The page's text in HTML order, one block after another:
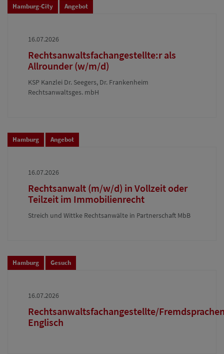
Hamburg-City Angebot
16.07.2026
Rechtsanwaltsfachangestellte:r als
Allrounder (w/m/d)
KSP Kanzlei Dr. Seegers, Dr. Frankenheim
Rechtsanwaltsges. mbH
Hamburg Angebot
16.07.2026
Rechtsanwalt (m/w/d) in Vollzeit oder
Teilzeit im Immobilienrecht
Streich und Wittke Rechtsanwälte in Partnerschaft MbB
Hamburg Gesuch
16.07.2026
Rechtsanwaltsfachangestellte/
Englisch